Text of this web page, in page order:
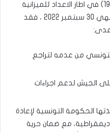
ووفق ما جاء في تقرير (ص196 ، 197) في اطار الاعداد للميزانية
الفيدرالية للسنة الجبائية التي تنتهي 30 سبتمبر 2022 ، فقد
مدى:
من عدمه لتراجع
الجيش لدعم اجراءات
الحكومة التونسية لإعادة
مع ضمان حرية